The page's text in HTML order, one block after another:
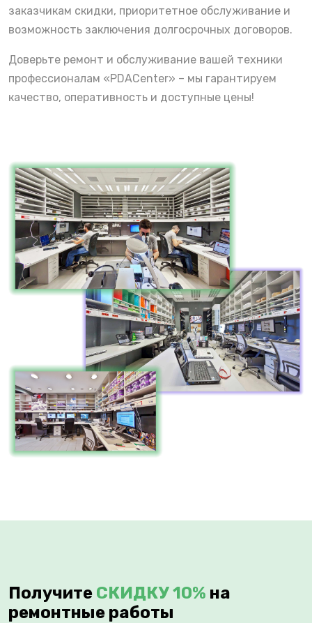
заказчикам скидки, приоритетное обслуживание и
возможность заключения долгосрочных договоров.
Доверьте ремонт и обслуживание вашей техники
профессионалам «PDACenter» – мы гарантируем
качество, оперативность и доступные цены!
Получите СКИДКУ 10% на
ремонтные работы